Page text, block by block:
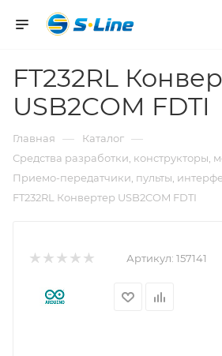
FT232RL
USB2COM FDTI
Главная — Каталог —
Средства разработки, конструкторы,
Приемо-передатчики, пульты,
FT232RL Конвертер USB2COM FDTI
Артикул: 157141